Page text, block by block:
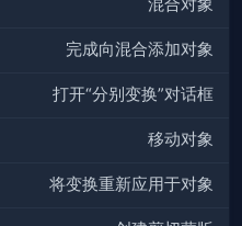
混合对象
完成向混合添加对象
打开“分别变换”对话框
移动对象
将变换重新应用于对象